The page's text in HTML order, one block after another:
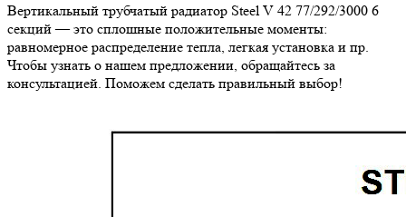
Вертикальный трубчатый радиатор Steel V 42 77/292/3000 6
секций — это сплошные положительные моменты:
равномерное распределение тепла, легкая установка и пр.
Чтобы узнать о нашем предложении, обращайтесь за
консультацией. Поможем сделать правильный выбор!